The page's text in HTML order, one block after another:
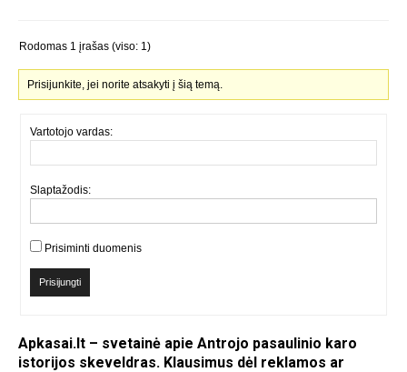
Rodomas 1 įrašas (viso: 1)
Prisijunkite, jei norite atsakyti į šią temą.
Vartotojo vardas:
Slaptažodis:
Prisiminti duomenis
Prisijungti
Apkasai.lt – svetainė apie Antrojo pasaulinio karo
istorijos skeveldras. Klausimus dėl reklamos ar